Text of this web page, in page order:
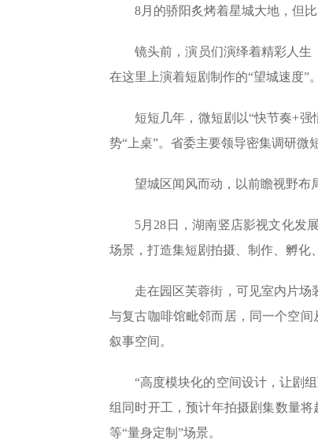
8月的骄阳炙烤着星城大地，但
镜头前，演员们演绎着精彩人
在这里上演着短剧制作的“望城速度”。
短短几年，微短剧以“快节奏+
势“上桌”。省委主要领导密集调研微
望城区闻风而动，以前瞻视野布
5月28日，湖南竖店影视文化发
场景，打造集短剧拍摄、制作、孵化
走在园区芙蓉街，可见室内片
与复古咖啡馆毗邻而居，同一个空
叙事空间。
“高度模块化的空间设计，让剧
组同时开工，预计年拍摄剧集数量
等“量身定制”场景。